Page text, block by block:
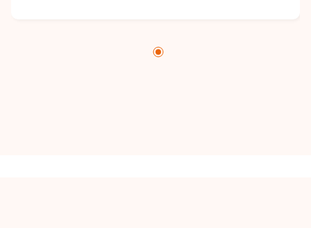
pronta para tirar suas dúvidas e te acompanhar